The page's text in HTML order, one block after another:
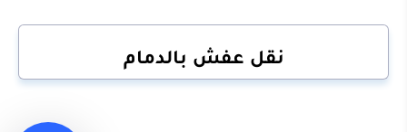
نقل عفش بالدمام